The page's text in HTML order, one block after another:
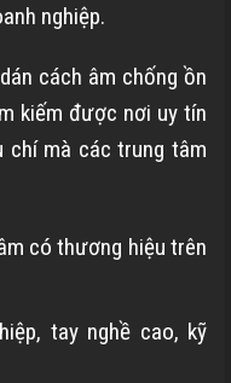
nghiệp.
cách âm chống ồn
kiếm được nơi uy tín
chí mà các trung tâm
có thương hiệu trên
tay nghề cao, kỹ